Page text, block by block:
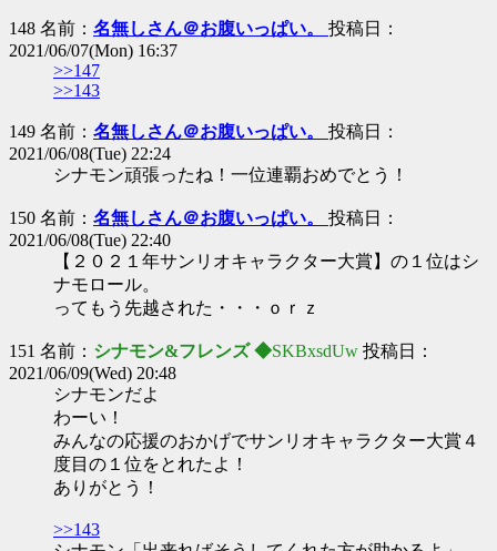
148 名前： 名無しさん＠お腹いっぱい。 投稿日：
2021/06/07(Mon) 16:37
>>147
>>143
149 名前： 名無しさん＠お腹いっぱい。 投稿日：
2021/06/08(Tue) 22:24
シナモン頑張ったね！一位連覇おめでとう！
150 名前： 名無しさん＠お腹いっぱい。 投稿日：
2021/06/08(Tue) 22:40
【２０２１年サンリオキャラクター大賞】の１位はシ
ナモロール。
ってもう先越された・・・ｏｒｚ
151 名前： シナモン&フレンズ ◆SKBxsdUw 投稿日：
2021/06/09(Wed) 20:48
シナモンだよ
わーい！
みんなの応援のおかげでサンリオキャラクター大賞４
度目の１位をとれたよ！
ありがとう！
>>143